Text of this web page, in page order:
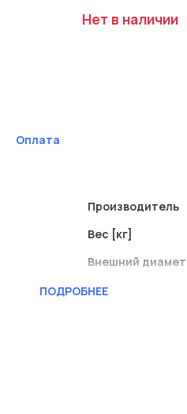
Нет в наличии
Оплата
Производитель
Вес [кг]
Внешний
Внутренний
ПОДРОБНЕЕ